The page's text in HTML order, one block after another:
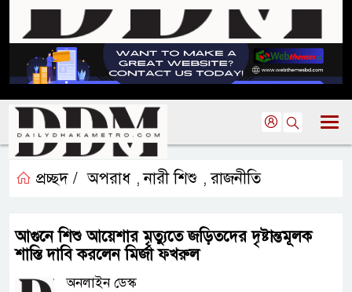
প্রচ্ছদ / অপরাধ ,নারী শিশু ,রাজনীতি
আগুনে শিশু আয়েশার মৃত্যুতে জড়িতদের দৃষ্টান্তমূলক
শাস্তি দাবি করলেন মির্জা ফখরুল
অনলাইন ডেস্ক